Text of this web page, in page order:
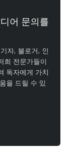
어 문의를
자, 블로거, 인
희 전문가들이
독자에게 가치
을 드릴 수 있